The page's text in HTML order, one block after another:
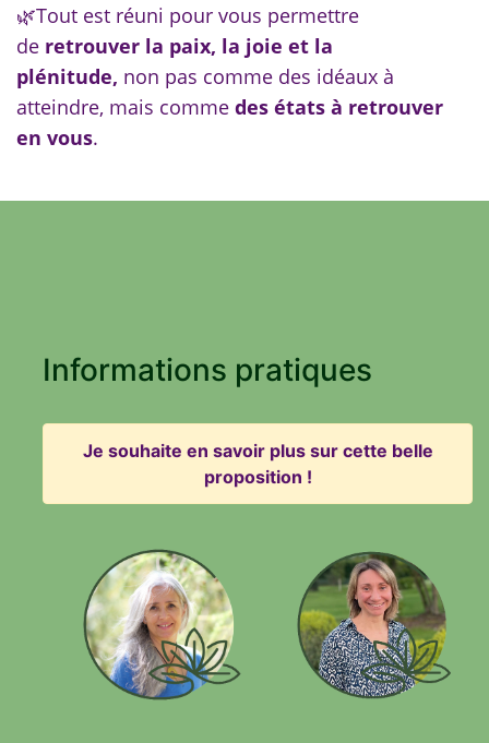
🌿Tout est réuni pour vous permettre
de retrouver la paix, la joie et la
plénitude, non pas comme des idéaux à
atteindre, mais comme des états à retrouver
en vous.
Informations pratiques
Je souhaite en savoir plus sur cette belle
proposition !